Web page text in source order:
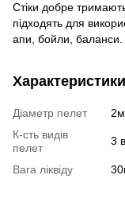
Стіки добре
підходять для
апи, бойли, баланси.
Характеристики
Діаметр пелет
К-сть видів
пелет
3
Вага ліквіду